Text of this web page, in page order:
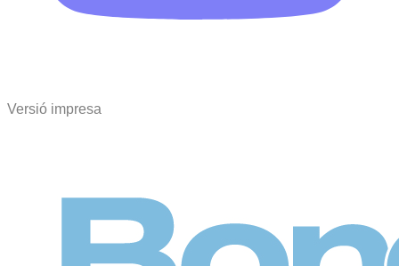
Versió impresa